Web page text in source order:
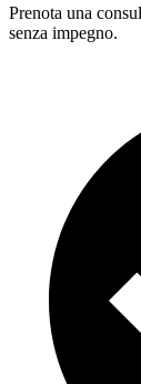
Prenota una
senza impegno.